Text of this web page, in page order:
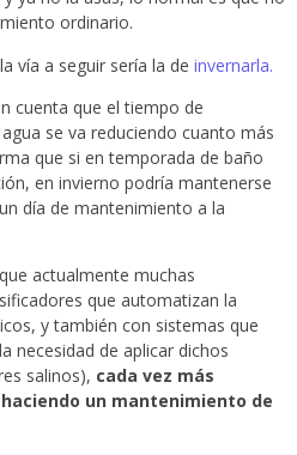
ordinario.
vía a seguir sería la de invernarla.
cuenta que el tiempo de
se va reduciendo cuanto más
que si en temporada de baño
en invierno podría mantenerse
día de mantenimiento a la
actualmente muchas
que automatizan la
y también con sistemas que
necesidad de aplicar dichos
salinos), cada vez más
un mantenimiento de